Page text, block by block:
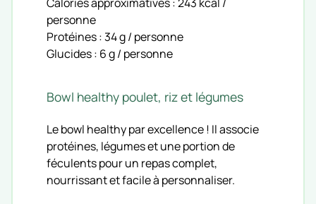
personne
Protéines : 34 g / personne
Glucides : 6 g / personne
Bowl healthy poulet, riz et légumes
Le bowl healthy par excellence ! Il associe
protéines, légumes et une portion de
féculents pour un repas complet,
nourrissant et facile à personnaliser.